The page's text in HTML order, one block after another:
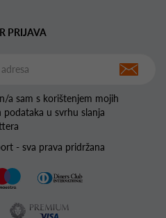
PRIJAVA
a sam s korištenjem mojih
podataka u svrhu slanja
- sva prava pridržana